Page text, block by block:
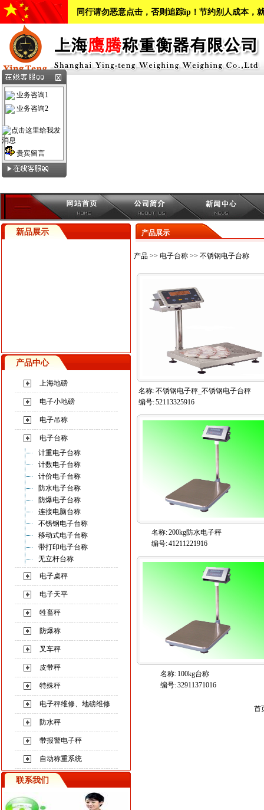
同行请勿恶意点击，否则追踪ip！节约别人成本，
新品展示
产品中心
上海地磅
电子小地磅
电子吊称
电子台称
计重电子台称
计数电子台称
计价电子台称
防水电子台称
防爆电子台称
连接电脑台称
不锈钢电子台称
移动式电子台称
带打印电子台称
无立杆台称
电子桌秤
电子天平
牲畜秤
防爆称
叉车秤
皮带秤
特殊秤
电子秤维修、地磅维修
防水秤
带报警电子秤
自动称重系统
联系我们
产品展示
产品 >> 电子台称 >> 不锈钢电子台称
名称:不锈钢电子秤_不锈钢电子台秤
编号:52113325916
名称:200kg防水电子秤
编号:41211221916
名称: 100kg台称
编号:32911371016
首
业务咨询1
业务咨询2
贵宾留言